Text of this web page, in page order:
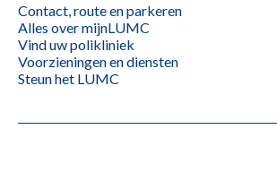
Contact, route en parkeren
Alles over mijnLUMC
Vind uw polikliniek
Voorzieningen en diensten
Steun het LUMC